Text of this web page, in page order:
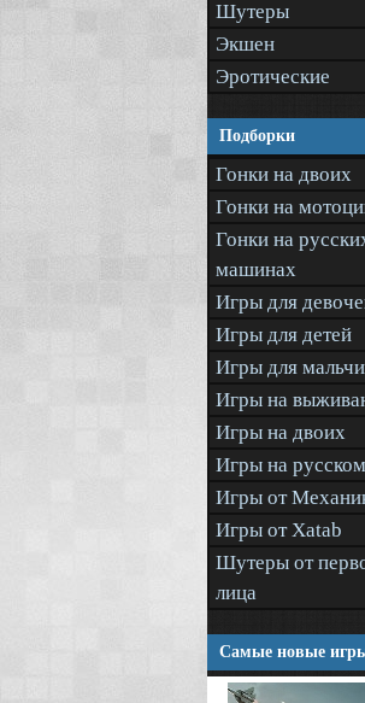
Шутеры
Экшен
Эротические
Подборки
Гонки на двоих
Гонки на
Гонки на
машинах
Игры для
Игры для детей
Игры для
Игры на
Игры на двоих
Игры на русском
Игры от
Игры от Xatab
Шутеры от
лица
Самые новые